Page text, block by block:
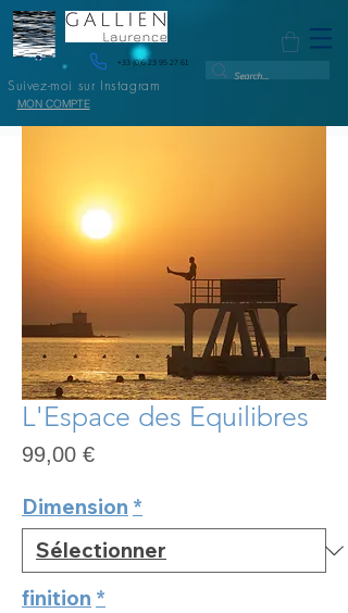
+33 (0)6 23 95 27 61
Suivez-moi sur Instagram
MON COMPTE
L'Espace des Equilibres
99,00 €Prix
Dimension *
finition *